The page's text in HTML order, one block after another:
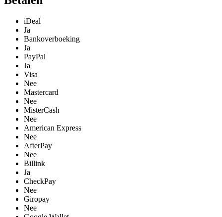
iDeal
Ja
Bankoverboeking
Ja
PayPal
Ja
Visa
Nee
Mastercard
Nee
MisterCash
Nee
American Express
Nee
AfterPay
Nee
Billink
Ja
CheckPay
Nee
Giropay
Nee